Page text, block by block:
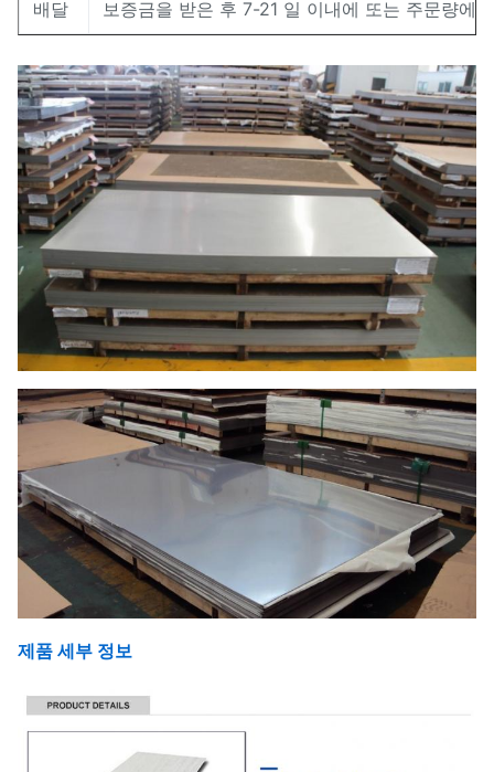
배달 보증금을 받은 후 7-21 일 이내에 또는 주문량에
제품 세부 정보